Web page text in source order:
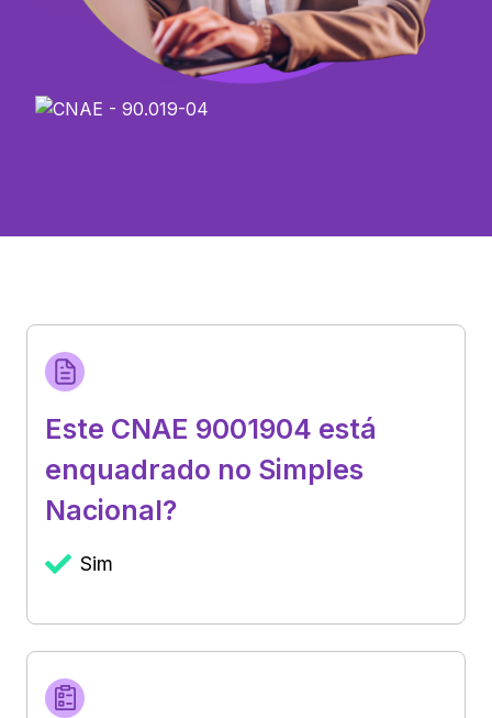
Este CNAE 9001904 está
enquadrado no Simples
Nacional?
Sim